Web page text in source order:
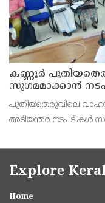
കണ്ണൂർ
സുഗമമാക്കാന്‍
പുതിയതെരുവിലെ
അടിയന്തര നടപടികള്‍
Explore
Home